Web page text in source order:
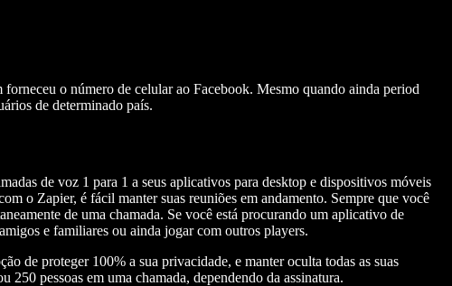
o número de celular ao Facebook. Mesmo quando ainda period
de determinado país.
de voz 1 para 1 a seus aplicativos para desktop e dispositivos móveis
o Zapier, é fácil manter suas reuniões em andamento. Sempre que você
de uma chamada. Se você está procurando um aplicativo de
e familiares ou ainda jogar com outros players.
de proteger 100% a sua privacidade, e manter oculta todas as suas
pessoas em uma chamada, dependendo da assinatura.